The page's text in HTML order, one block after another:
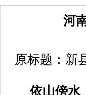
河
原标题：新
依山傍